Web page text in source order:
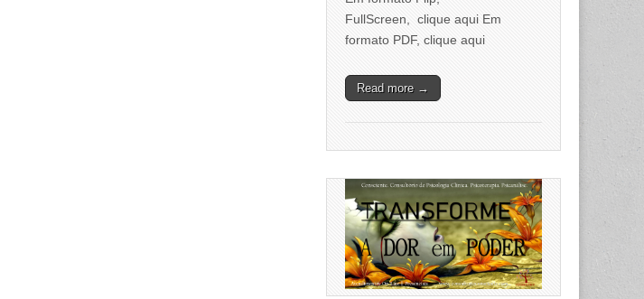
FullScreen, clique aqui Em
formato PDF, clique aqui
Read more →